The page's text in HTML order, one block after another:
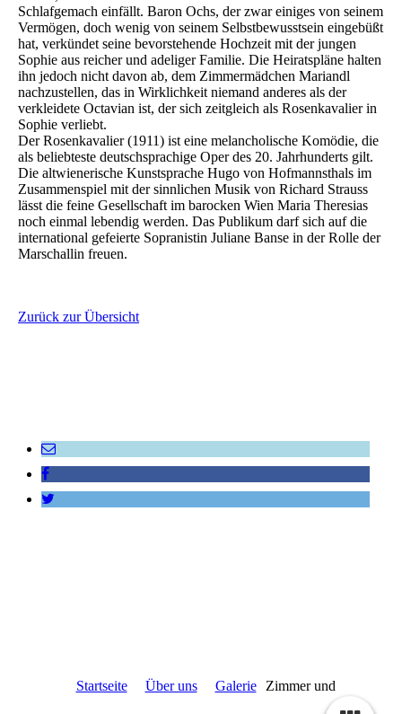
Schlafgemach einfällt. Baron Ochs, der zwar einiges von seinem
Vermögen, doch wenig von seinem Selbstbewusstsein eingebüßt
hat, verkündet seine bevorstehende Hochzeit mit der jungen
Sophie aus reicher und adeliger Familie. Die Heiratspläne halten
ihn jedoch nicht davon ab, dem Zimmermädchen Mariandl
nachzustellen, das in Wirklichkeit niemand anderes als der
verkleidete Octavian ist, der sich zeitgleich als Rosenkavalier in
Sophie verliebt.
Der Rosenkavalier (1911) ist eine melancholische Komödie, die
als beliebteste deutschsprachige Oper des 20. Jahrhunderts gilt.
Die altwienerische Kunstsprache Hugo von Hofmannsthals im
Zusammenspiel mit der sinnlichen Musik von Richard Strauss
lässt die feine Gesellschaft im barocken Wien Maria Theresias
noch einmal lebendig werden. Das Publikum darf sich auf die
international gefeierte Sopranistin Juliane Banse in der Rolle der
Marschallin freuen.
Zurück zur Übersicht
Startseite Über uns Galerie Zimmer und